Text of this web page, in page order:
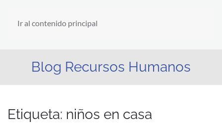
Ir al contenido principal
Blog Recursos Humanos
Etiqueta: niños en casa